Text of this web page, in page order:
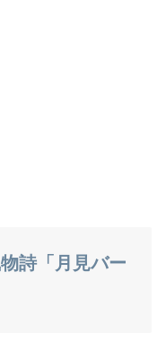
詩「月見バー